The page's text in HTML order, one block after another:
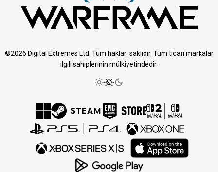
©2026 Digital Extremes Ltd. Tüm hakları saklıdır. Tüm ticari markalar
ilgili sahiplerinin mülkiyetindedir.